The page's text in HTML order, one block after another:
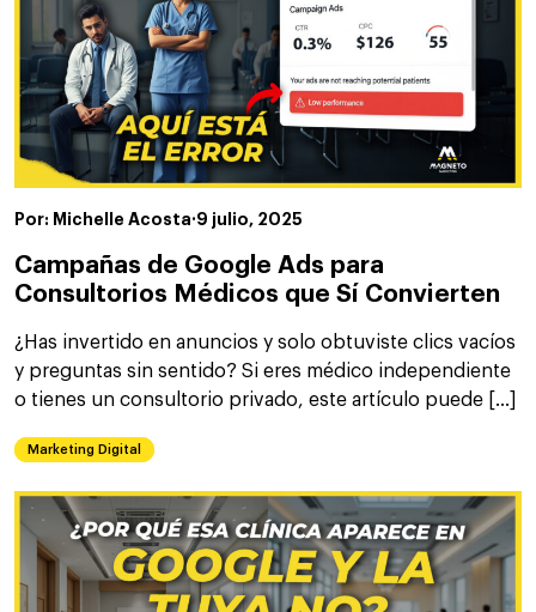
Por: Michelle Acosta·9 julio, 2025
Campañas de Google Ads para
Consultorios Médicos que Sí Convierten
¿Has invertido en anuncios y solo obtuviste clics vacíos
y preguntas sin sentido? Si eres médico independiente
o tienes un consultorio privado, este artículo puede […]
Marketing Digital